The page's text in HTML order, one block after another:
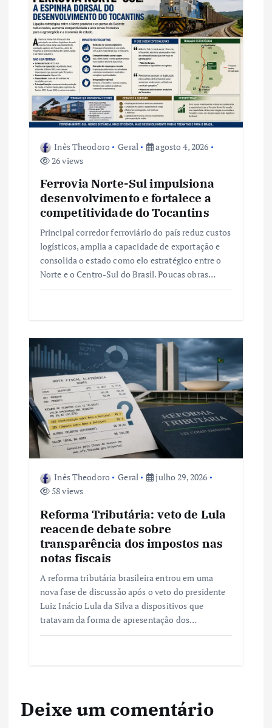
d
e
P
o
s
Inês Theodoro Geral
agosto 4, 2026
26 views
Ferrovia Norte-Sul impulsiona
desenvolvimento e fortalece a
competitividade do Tocantins
Principal corredor ferroviário do país reduz custos
logísticos, amplia a capacidade de exportação e
consolida o estado como elo estratégico entre o
Norte e o Centro-Sul do Brasil. Poucas obras…
Inês Theodoro Geral
julho 29, 2026
58 views
Reforma Tributária: veto de Lula
reacende debate sobre
transparência dos impostos nas
notas fiscais
A reforma tributária brasileira entrou em uma
nova fase de discussão após o veto do presidente
Luiz Inácio Lula da Silva a dispositivos que
tratavam da forma de apresentação dos…
Deixe um comentário